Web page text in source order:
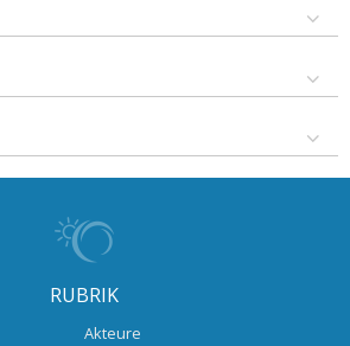
RUBRIK
Akteure